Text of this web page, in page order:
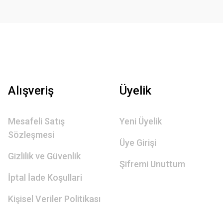
Alışveriş
Mesafeli Satış
Sözleşmesi
Gizlilik ve Güvenlik
İptal İade Koşullari
Kişisel Veriler Politikası
Üyelik
Yeni Üyelik
Üye Girişi
Şifremi Unuttum